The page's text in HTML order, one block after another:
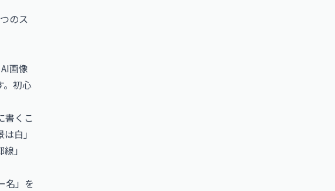
のス
画像
。初心
書くこ
白」
」
名」を